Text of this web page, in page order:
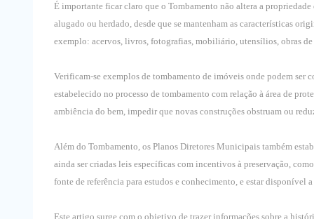
É importante ficar claro que o Tombamento não altera a
alugado ou herdado, desde que se mantenham as características
exemplo: acervos, livros, fotografias, mobiliário, utensílios, obras de
Verificam-se exemplos de tombamento de imóveis onde podem
estabelecido no processo de tombamento com relação à área de
ambiência do bem, impedir que novas construções obstruam ou
Além do Tombamento, os Planos Diretores Municipais também
ainda ser criadas leis específicas com incentivos à preservação,
fonte de referência para estudos e conhecimento, e estar disponível
Este artigo surge com o objetivo de trazer informações sobre a